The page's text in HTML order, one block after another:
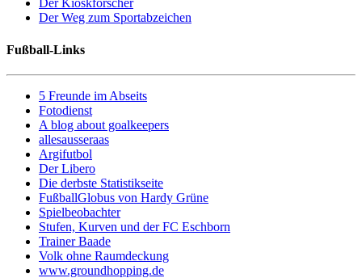
Der Kioskforscher
Der Weg zum Sportabzeichen
Fußball-Links
5 Freunde im Abseits
Fotodienst
A blog about goalkeepers
allesausseraas
Argifutbol
Der Libero
Die derbste Statistikseite
FußballGlobus von Hardy Grüne
Spielbeobachter
Stufen, Kurven und der FC Eschborn
Trainer Baade
Volk ohne Raumdeckung
www.groundhopping.de